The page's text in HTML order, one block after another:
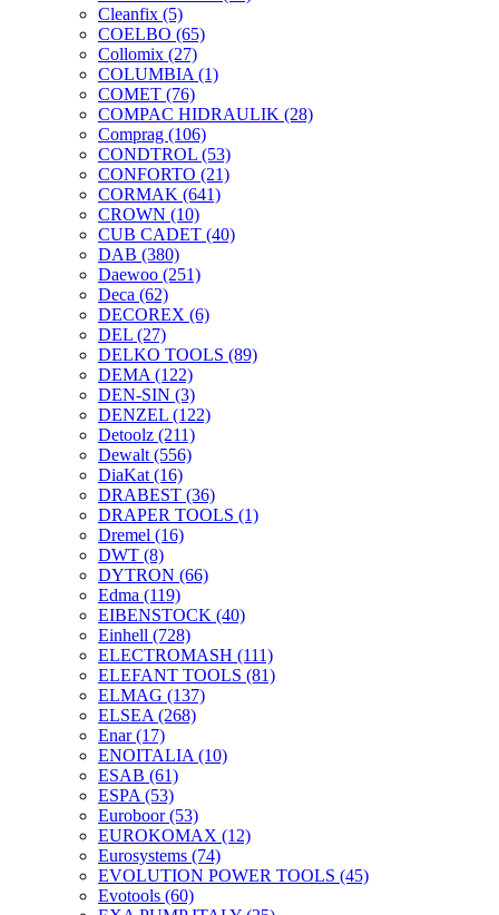
Cleanfix (5)
COELBO (65)
Collomix (27)
COLUMBIA (1)
COMET (76)
COMPAC HIDRAULIK (28)
Comprag (106)
CONDTROL (53)
CONFORTO (21)
CORMAK (641)
CROWN (10)
CUB CADET (40)
DAB (380)
Daewoo (251)
Deca (62)
DECOREX (6)
DEL (27)
DELKO TOOLS (89)
DEMA (122)
DEN-SIN (3)
DENZEL (122)
Detoolz (211)
Dewalt (556)
DiaKat (16)
DRABEST (36)
DRAPER TOOLS (1)
Dremel (16)
DWT (8)
DYTRON (66)
Edma (119)
EIBENSTOCK (40)
Einhell (728)
ELECTROMASH (111)
ELEFANT TOOLS (81)
ELMAG (137)
ELSEA (268)
Enar(17)
ENOITALIA (10)
ESAB (61)
ESPA (53)
Euroboor(53)
EUROKOMAX (12)
Eurosystems (74)
EVOLUTION POWER TOOLS (45)
Evotools (60)